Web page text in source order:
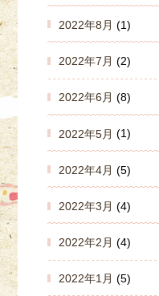
2022年8月 (1)
2022年7月 (2)
2022年6月 (8)
2022年5月 (1)
2022年4月 (5)
2022年3月 (4)
2022年2月 (4)
2022年1月 (5)